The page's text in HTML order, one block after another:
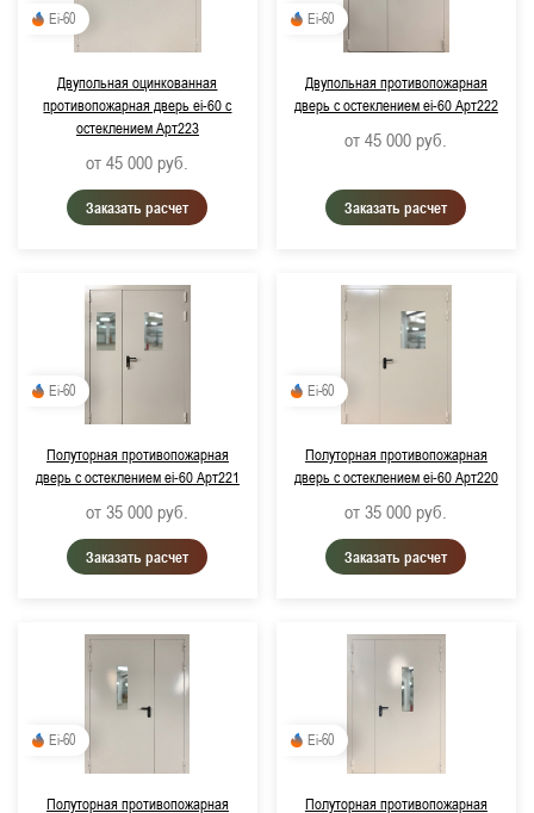
Ei-60
Двупольная оцинкованная
противопожарная дверь ei-60 с
остеклением Арт223
от 45 000 руб.
Заказать расчет
Ei-60
Двупольная противопожарная
дверь с остеклением ei-60 Арт222
от 45 000 руб.
Заказать расчет
Ei-60
Полуторная противопожарная
дверь с остеклением ei-60 Арт221
от 35 000 руб.
Заказать расчет
Ei-60
Полуторная противопожарная
дверь с остеклением ei-60 Арт220
от 35 000 руб.
Заказать расчет
Ei-60
Полуторная противопожарная
Ei-60
Полуторная противопожарная